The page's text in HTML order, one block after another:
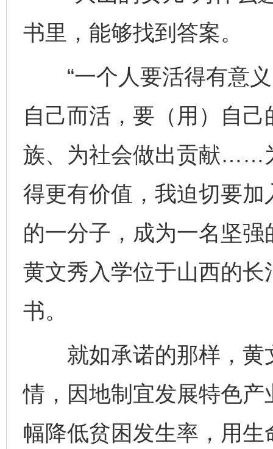
书里，能够找到答案。
“一个人要活得有意义
自己而活，要（用）自
族、为社会做出贡献……
得更有价值，我迫切要
的一分子，成为一名坚
黄文秀入学位于山西的
书。
就如承诺的那样，黄
情，因地制宜发展特色
幅降低贫困发生率，用生